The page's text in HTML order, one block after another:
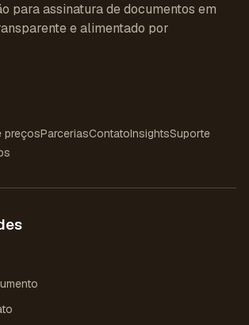
para assinatura de documentos em
e alimentado por
preçosParceriasContatoInsightsSuporte